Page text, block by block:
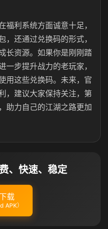
福利系统方面诚意十足，
，还通过兑换码的形式，
长资源。如果你是刚刚踏
一步提升战力的老玩家，
用这些兑换码。未来，官
，建议大家保持关注，第
助力自己的江湖之路更加
、快速、稳定
载
APK）